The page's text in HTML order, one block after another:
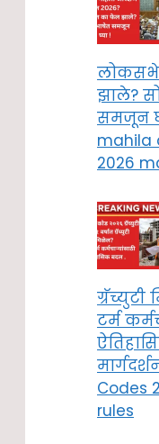
झाले?
समजून
mahila
2026
टर्म
Codes
rules